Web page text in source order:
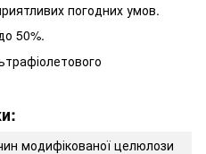
погодних умов.
50%.
модифікованої целюлози